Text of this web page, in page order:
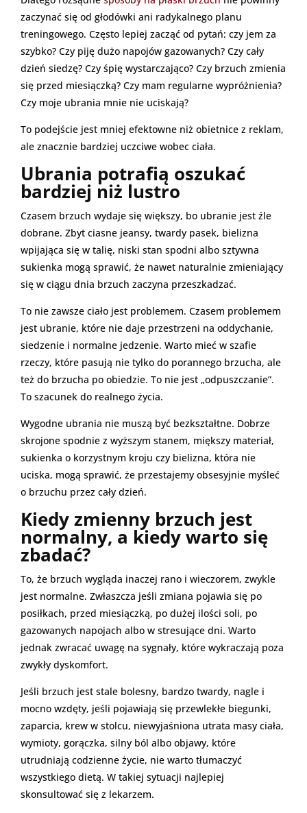
zaczynać się od głodówki ani radykalnego planu
treningowego. Często lepiej zacząć od pytań: czy jem za
szybko? Czy piję dużo napojów gazowanych? Czy cały
dzień siedzę? Czy śpię wystarczająco? Czy brzuch zmienia
się przed miesiączką? Czy mam regularne wypróżnienia?
Czy moje ubrania mnie nie uciskają?
To podejście jest mniej efektowne niż obietnice z reklam,
ale znacznie bardziej uczciwe wobec ciała.
Ubrania potrafią oszukać
bardziej niż lustro
Czasem brzuch wydaje się większy, bo ubranie jest źle
dobrane. Zbyt ciasne jeansy, twardy pasek, bielizna
wpijająca się w talię, niski stan spodni albo sztywna
sukienka mogą sprawić, że nawet naturalnie zmieniający
się w ciągu dnia brzuch zaczyna przeszkadzać.
To nie zawsze ciało jest problemem. Czasem problemem
jest ubranie, które nie daje przestrzeni na oddychanie,
siedzenie i normalne jedzenie. Warto mieć w szafie
rzeczy, które pasują nie tylko do porannego brzucha, ale
też do brzucha po obiedzie. To nie jest „odpuszczanie”.
To szacunek do realnego życia.
Wygodne ubrania nie muszą być bezkształtne. Dobrze
skrojone spodnie z wyższym stanem, miększy materiał,
sukienka o korzystnym kroju czy bielizna, która nie
uciska, mogą sprawić, że przestajemy obsesyjnie myśleć
o brzuchu przez cały dzień.
Kiedy zmienny brzuch jest
normalny, a kiedy warto się
zbadać?
To, że brzuch wygląda inaczej rano i wieczorem, zwykle
jest normalne. Zwłaszcza jeśli zmiana pojawia się po
posiłkach, przed miesiączką, po dużej ilości soli, po
gazowanych napojach albo w stresujące dni. Warto
jednak zwracać uwagę na sygnały, które wykraczają poza
zwykły dyskomfort.
Jeśli brzuch jest stale bolesny, bardzo twardy, nagle i
mocno wzdęty, jeśli pojawiają się przewlekłe biegunki,
zaparcia, krew w stolcu, niewyjaśniona utrata masy ciała,
wymioty, gorączka, silny ból albo objawy, które
utrudniają codzienne życie, nie warto tłumaczyć
wszystkiego dietą. W takiej sytuacji najlepiej
skonsultować się z lekarzem.